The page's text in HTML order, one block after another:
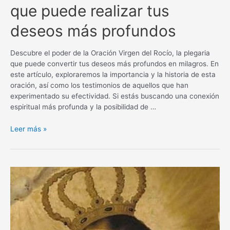
que puede realizar tus
deseos más profundos
Descubre el poder de la Oración Virgen del Rocío, la plegaria
que puede convertir tus deseos más profundos en milagros. En
este artículo, exploraremos la importancia y la historia de esta
oración, así como los testimonios de aquellos que han
experimentado su efectividad. Si estás buscando una conexión
espiritual más profunda y la posibilidad de …
Oración
del
para
un
milagro:
La
plegaria
Leer más »